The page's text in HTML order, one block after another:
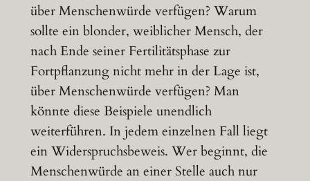
über Menschenwürde verfügen? Warum
sollte ein blonder, weiblicher Mensch, der
nach Ende seiner Fertilitätsphase zur
Fortpflanzung nicht mehr in der Lage ist,
über Menschenwürde verfügen? Man
könnte diese Beispiele unendlich
weiterführen. In jedem einzelnen Fall liegt
ein Widerspruchsbeweis. Wer beginnt, die
Menschenwürde an einer Stelle auch nur